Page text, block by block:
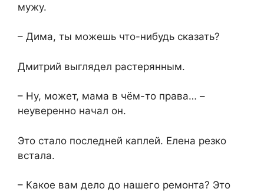
мужу.
– Дима, ты можешь что-нибудь сказать?
Дмитрий выглядел растерянным.
– Ну, может, мама в чём-то права… –
неуверенно начал он.
Это стало последней каплей. Елена резко
встала.
– Какое вам дело до нашего ремонта? Это